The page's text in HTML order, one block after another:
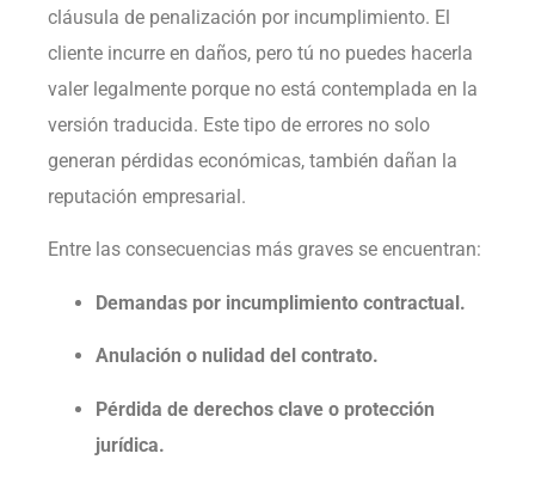
cláusula de penalización por incumplimiento. El
cliente incurre en daños, pero tú no puedes hacerla
valer legalmente porque no está contemplada en la
versión traducida. Este tipo de errores no solo
generan pérdidas económicas, también dañan la
reputación empresarial.
Entre las consecuencias más graves se encuentran:
Demandas por incumplimiento contractual.
Anulación o nulidad del contrato.
Pérdida de derechos clave o protección
jurídica.